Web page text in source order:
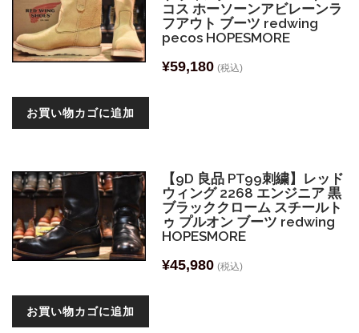
コス ホーソーンアビレーンラ
フアウト ブーツ redwing
pecos HOPESMORE
¥59,180 (税込)
お買い物カゴに追加
【9D 良品 PT99刺繍】レッド
ウィング 2268 エンジニア 黒
ブラッククローム スチールト
ゥ プルオン ブーツ redwing
HOPESMORE
¥45,980 (税込)
お買い物カゴに追加